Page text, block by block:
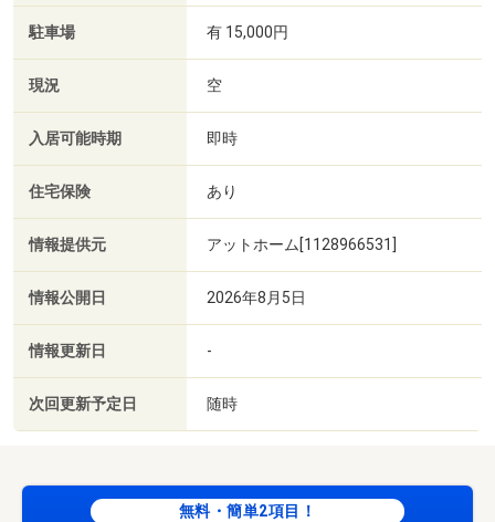
駐車場 有 15,000円
現況 空
入居可能時期 即時
住宅保険 あり
情報提供元 アットホーム[1128966531]
情報公開日 2026年8月5日
情報更新日 -
次回更新予定日 随時
無料・簡単2項目！